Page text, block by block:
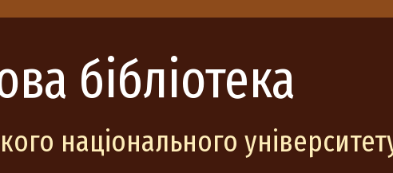
бібліотека
національного